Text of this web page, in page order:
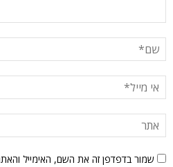
שמור בדפדפן זה את השם, האימייל